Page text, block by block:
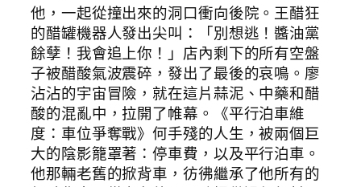
他，一起從撞出來的洞口衝向後院。王醋狂
的醋罐機器人發出尖叫：「別想逃！醬油黨
餘孽！我會追上你！」店內剩下的所有空盤
子被醋酸氣波震碎，發出了最後的哀鳴。廖
沾沾的宇宙冒險，就在這片蒜泥、中藥和醋
酸的混亂中，拉開了帷幕。《平行泊車維
度：車位爭奪戰》何手殘的人生，被兩個巨
大的陰影籠罩著：停車費，以及平行泊車。
他那輛老舊的掀背車，彷彿繼承了他所有的